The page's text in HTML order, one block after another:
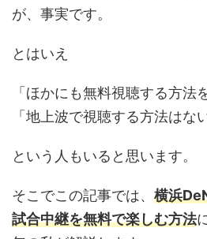
が、事実です。
とはいえ
「ほかにも無料視聴する方法
「地上波で視聴する方法はな
という人もいると思います。
そこでこの記事では、 横浜
試合中継を無料で楽しむ方法